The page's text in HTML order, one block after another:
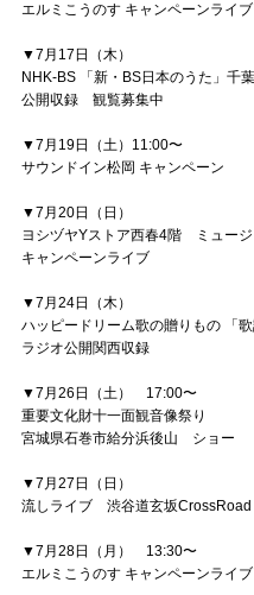
エルミこうのす キャンペーンライブ
▼7月17日（木）
NHK-BS 「新・BS日本のうた」千
公開収録 観覧募集中
▼7月19日（土）11:00〜
サウンドイン松岡 キャンペーン
▼7月20日（日）
ヨシヅヤYストア西春4階 ミュー
キャンペーンライブ
▼7月24日（木）
ハッピードリーム歌の贈りもの 「歌
ラジオ公開関西収録
▼7月26日（土） 17:00〜
重要文化財十一面観音像祭り
宮城県石巻市給分浜後山 ショー
▼7月27日（日）
流しライブ 渋谷道玄坂CrossRoad
▼7月28日（月） 13:30〜
エルミこうのす キャンペーンライブ